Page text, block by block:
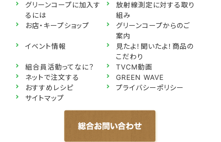
グリーンコープに加入す
るには
放射線測定に対する取り
組み
お店・キープショップ
グリーンコープからのご
案内
イベント情報
見たよ！聞いたよ！商品の
こだわり
組合員活動ってなに？
TVCM動画
ネットで注文する
GREEN WAVE
おすすめレシピ
プライバシーポリシー
サイトマップ